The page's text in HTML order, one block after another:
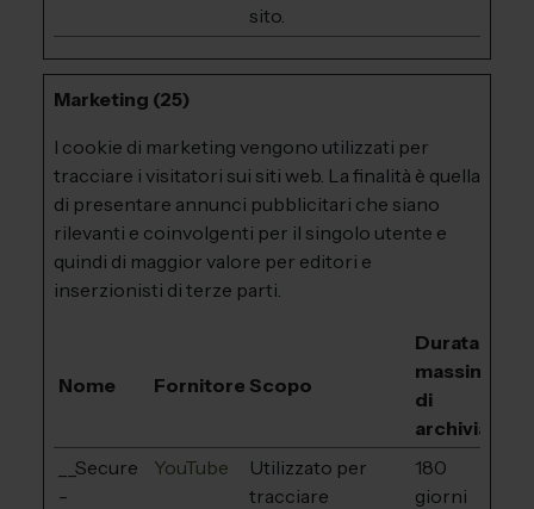
sito.
Marketing (25)
I cookie di marketing vengono utilizzati per
tracciare i visitatori sui siti web. La finalità è quella
di presentare annunci pubblicitari che siano
rilevanti e coinvolgenti per il singolo utente e
quindi di maggior valore per editori e
inserzionisti di terze parti.
Nome Fornitore Scopo
Durata
massima
di
__Secure
-
YouTube
Utilizzato per
tracciare
180
giorni